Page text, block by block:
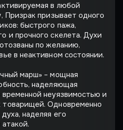
в любой
Призрак призывает одного
быстрого пажа,
и прочного скелета. Духи
по желанию,
в неактивном состоянии.
марш» – мощная
наделяющая
неуязвимостью и
Одновременно
наделяя его